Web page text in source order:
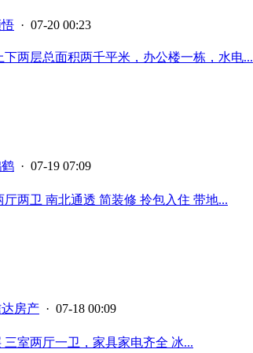
· 07-20 00:23
两层总面积两千平米，办公楼一栋，水电...
· 07-19 07:09
厅两卫 南北通透 简装修 拎包入住 带地...
房产 · 07-18 00:09
室两厅一卫，家具家电齐全 冰...